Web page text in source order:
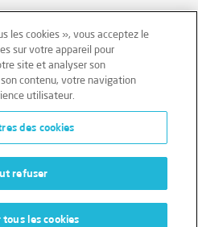
Conditions générales
Données personnelles
les cookies », vous acceptez le
sur votre appareil pour
site et analyser son
contenu, votre navigation
utilisateur.
des cookies
refuser
les cookies